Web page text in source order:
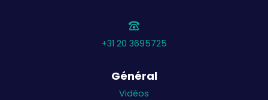
+31 20 3695725
Général
Vidéos